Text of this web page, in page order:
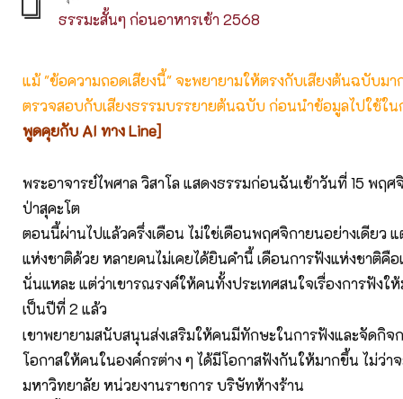
ธรรมะสั้นๆ ก่อนอาหารเช้า 2568
แม้ "ข้อความถอดเสียงนี้" จะพยายามให้ตรงกับเสียงต้นฉบับม
ตรวจสอบกับเสียงธรรมบรรยายต้นฉบับ ก่อนนำข้อมูลไปใช้ใน
พูดคุยกับ AI ทาง Line]
พระอาจารย์ไพศาล วิสาโล แสดงธรรมก่อนฉันเช้าวันที่ 15 พฤ
ป่าสุคะโต
ตอนนี้ผ่านไปแล้วครึ่งเดือน ไม่ใช่เดือนพฤศจิกายนอย่างเดียว แ
แห่งชาติด้วย หลายคนไม่เคยได้ยินคำนี้ เดือนการฟังแห่งชาติคื
นั่นแหละ แต่ว่าเขารณรงค์ให้คนทั้งประเทศสนใจเรื่องการฟังใ
เป็นปีที่ 2 แล้ว
เขาพยายามสนับสนุนส่งเสริมให้คนมีทักษะในการฟังและจัดกิจ
โอกาสให้คนในองค์กรต่าง ๆ ได้มีโอกาสฟังกันให้มากขึ้น ไม่ว่าจ
มหาวิทยาลัย หน่วยงานราชการ บริษัทห้างร้าน